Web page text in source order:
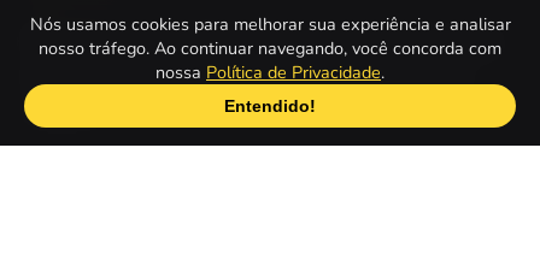
Prepare o seu protetor bucal, encare o scrum com
determinação e leve sua equipe à vitória agora
Nós usamos cookies para melhorar sua experiência e analisar
nosso tráfego. Ao continuar navegando, você concorda com
nossa Política de Privacidade.
Entendido!